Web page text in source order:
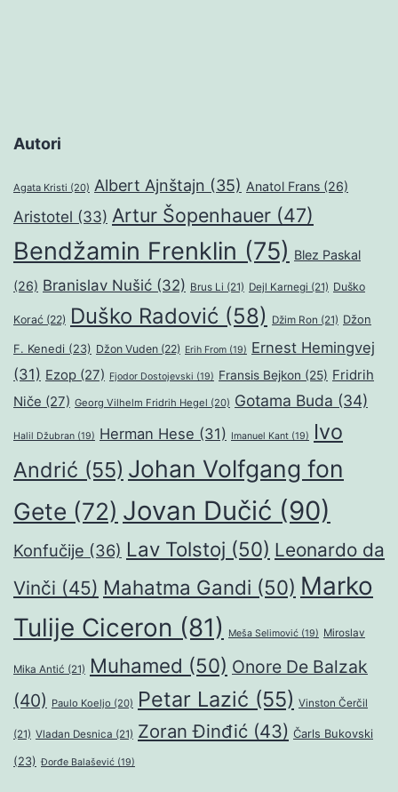
Autori
Agata Kristi (20) Albert Ajnštajn (35) Anatol Frans (26)
Aristotel (33) Artur Šopenhauer (47)
Bendžamin Frenklin (75) Blez Paskal
(26) Branislav Nušić (32) Brus Li (21) Dejl Karnegi (21) Duško
Korać (22) Duško Radović (58) Džim Ron (21) Džon
F. Kenedi (23) Džon Vuden (22) Erih From (19) Ernest Hemingvej
(31) Ezop (27) Fjodor Dostojevski (19) Fransis Bejkon (25) Fridrih
Niče (27) Georg Vilhelm Fridrih Hegel (20) Gotama Buda (34)
Halil Džubran (19) Herman Hese (31) Imanuel Kant (19)
Ivo
Andrić (55) Johan Volfgang fon
Gete (72) Jovan Dučić (90)
Konfučije (36) Lav Tolstoj (50) Leonardo da
Vinči (45) Mahatma Gandi (50) Marko
Tulije Ciceron (81) Meša Selimović (19) Miroslav
Mika Antić (21) Muhamed (50) Onore De Balzak
(40) Paulo Koeljo (20) Petar Lazić (55) Vinston Čerčil
(21) Vladan Desnica (21) Zoran Đinđić (43) Čarls Bukovski
(23) Đorđe Balašević (19)